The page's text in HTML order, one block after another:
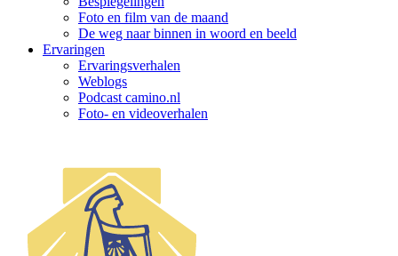
Foto en film van de maand
De weg naar binnen in woord en beeld
Ervaringen
Ervaringsverhalen
Weblogs
Podcast camino.nl
Foto- en videoverhalen